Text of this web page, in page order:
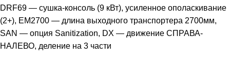
DRF69 — сушка-консоль (9 кВт), усиленное ополаскивание
(2+), EM2700 — длина выходного транспортера 2700мм,
SAN — опция Sanitization, DX — движение СПРАВА-
НАЛЕВО, деление на 3 части